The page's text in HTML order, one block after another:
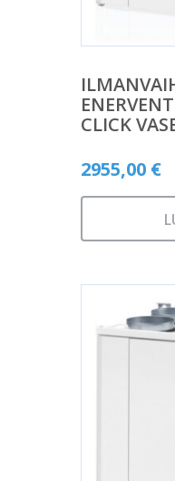
CLICK
2955,00 €